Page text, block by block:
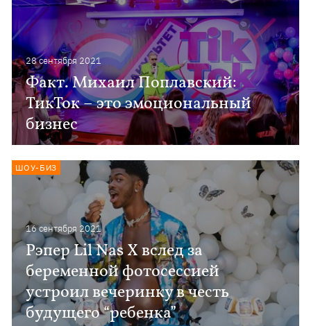
28 сентября 2021
Факт. Михаил Поплавский:
ТикТок – это эмоциональный
бизнес
16 сентября 2021
Рэпер Lil Nas X вслед за
беременной фотосессией
устроил вечеринку в честь
будущего “ребенка”
ШОУ-БИЗ